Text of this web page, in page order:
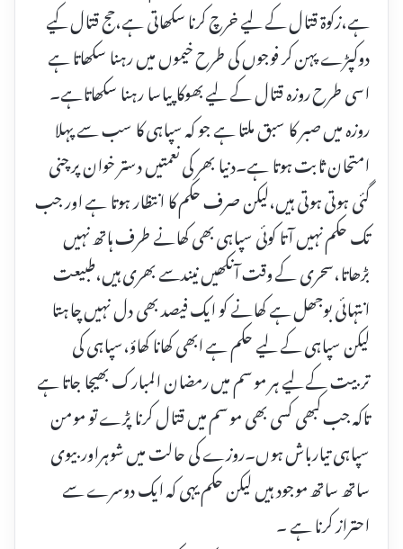
ہے،زکوۃ قتال کے لیے خرچ کرنا سکھاتی ہے،حج قتال کیے
دوکپڑے پہن کر فوجوں کی طرح خیموں میں رہنا سکھاتا ہے
اسی طرح روزہ قتال کے لیے بھوکا پیاسا رہنا سکھاتاہے۔
روزہ میں صبر کا سبق ملتا ہے جو کہ سپاہی کا سب سے پہلا
امتحان ثابت ہوتا ہے۔دنیا بھر کی نعمتیں دستر خوان پر چنی
گئی ہوتی ہوتی ہیں،لیکن صرف حکم کا انتظار ہوتا ہے اور جب
تک حکم نہیں آتا کوئی سپاہی بھی کھانے طرف ہاتھ نہیں
بڑھاتا،سحری کے وقت آنکھیں نیندسے بھری ہیں،طبیعت
انتہائی بوجھل ہے کھانے کو ایک فیصد بھی دل نہیں چاہتا
لیکن سپاہی کے لیے حکم ہے ابھی کھانا کھاؤ،سپاہی کی
تربیت کے لیے ہر موسم میں رمضان المبارک بھیجا جاتا ہے
تاکہ جب کبھی کسی بھی موسم میں قتال کرنا پڑے تو مومن
سپاہی تیارباش ہوں۔روزے کی حالت میں شوہراوربیوی
ساتھ ساتھ موجود ہیں لیکن حکم یہی کہ ایک دوسرے سے
احتراز کرنا ہے ۔